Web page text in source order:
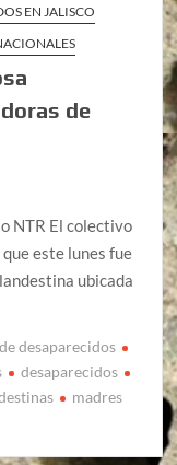
EN JALISCO
de
NTR El colectivo
este lunes fue
ubicada
desaparecidos
desaparecidos
madres